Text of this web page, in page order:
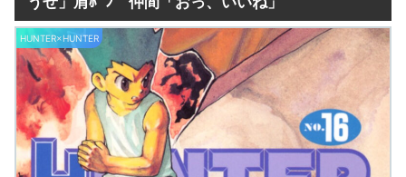
がまさにそれな件
(8/9 11:08)
【動画】女さん、インスタ映えの為にロードスターを路肩に止めて記念撮
影していたら後続車に突っ込まれて咽び泣くwwwwwwwwwwwwwww
(8/9
11:06)
スーパーの裏でヤニ吸う2人とかいうヤバすぎるアニメwwwwwwwwwww
(8/9 11:05)
彼岸島でみんなが忘れていそうなコト
おじさんワイ、『HUNTER×HUNTER』のキメラアント編で号泣
(8/9
11:05)
デジモンがここにきて過去最高益、2000年のアニメ放送当時を上回る
HUNTER×HUNTER